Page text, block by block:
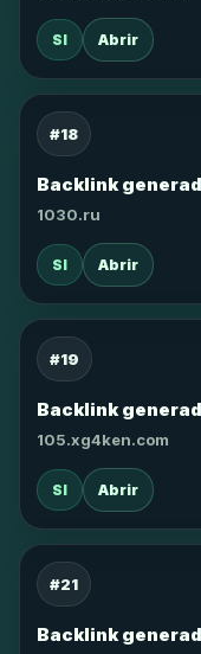
SI Abrir
#18
Backlink
1030.ru
SI Abrir
#19
Backlink
105.xg4ken.com
SI Abrir
#21
Backlink